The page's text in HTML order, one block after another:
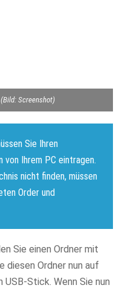
Screenshot)
Sie Ihren
Ihrem PC eintragen.
nicht finden, müssen
Order und
Sie einen Ordner mit
diesen Ordner nun auf
Stick. Wenn Sie nun